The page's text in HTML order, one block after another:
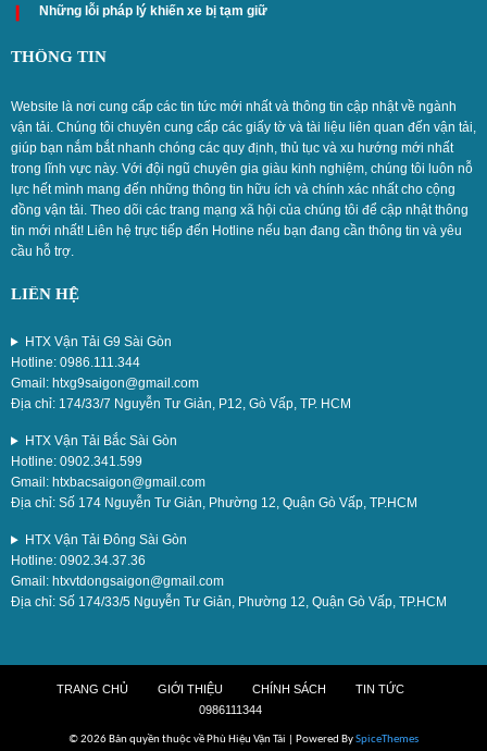
Những lỗi pháp lý khiến xe bị tạm giữ
THÔNG TIN
Website là nơi cung cấp các tin tức mới nhất và thông tin cập nhật về ngành
vận tải. Chúng tôi chuyên cung cấp các giấy tờ và tài liệu liên quan đến vận tải,
giúp bạn nắm bắt nhanh chóng các quy định, thủ tục và xu hướng mới nhất
trong lĩnh vực này. Với đội ngũ chuyên gia giàu kinh nghiệm, chúng tôi luôn nỗ
lực hết mình mang đến những thông tin hữu ích và chính xác nhất cho cộng
đồng vận tải. Theo dõi các trang mạng xã hội của chúng tôi để cập nhật thông
tin mới nhất! Liên hệ trực tiếp đến Hotline nếu bạn đang cần thông tin và yêu
cầu hỗ trợ.
LIÊN HỆ
HTX Vận Tải G9 Sài Gòn
Hotline: 0986.111.344
Gmail: htxg9saigon@gmail.com
Địa chỉ: 174/33/7 Nguyễn Tư Giản, P12, Gò Vấp, TP. HCM
HTX Vận Tải Bắc Sài Gòn
Hotline: 0902.341.599
Gmail: htxbacsaigon@gmail.com
Địa chỉ: Số 174 Nguyễn Tư Giản, Phường 12, Quận Gò Vấp, TP.HCM
HTX Vận Tải Đông Sài Gòn
Hotline: 0902.34.37.36
Gmail: htxvtdongsaigon@gmail.com
Địa chỉ: Số 174/33/5 Nguyễn Tư Giản, Phường 12, Quận Gò Vấp, TP.HCM
TRANG CHỦ GIỚI THIỆU CHÍNH SÁCH
TIN TỨC
0986111344
© 2026 Bản quyền thuộc về Phù Hiệu Vận Tải | Powered BySpiceThemes